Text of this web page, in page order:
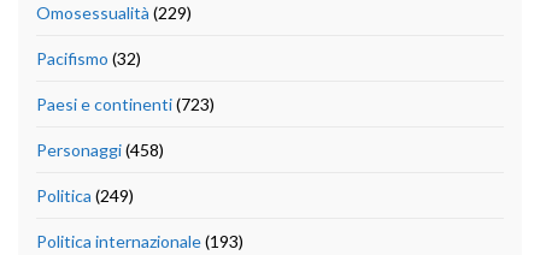
Omosessualità (229)
Pacifismo (32)
Paesi e continenti(723)
Personaggi(458)
Politica (249)
Politica internazionale(193)